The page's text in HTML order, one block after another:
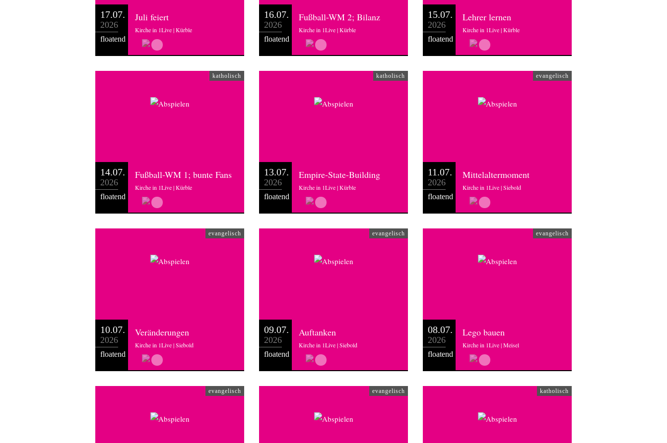
17.07.
2026
floatend
Juli feiert
Kirche in 1Live | Kürble
16.07.
2026
floatend
Fußball-WM 2; Bilanz
Kirche in 1Live | Kürble
15.07.
2026
floatend
Lehrer lernen
Kirche in 1Live | Kürble
katholisch
14.07.
2026
floatend
Fußball-WM 1; bunte Fans
Kirche in 1Live | Kürble
katholisch
13.07.
2026
floatend
Empire-State-Building
Kirche in 1Live | Kürble
evangelisch
11.07.
2026
floatend
Mittelaltermoment
Kirche in 1Live | Siebold
evangelisch
10.07.
2026
floatend
Veränderungen
Kirche in 1Live | Siebold
evangelisch
09.07.
2026
floatend
Auftanken
Kirche in 1Live | Siebold
evangelisch
08.07.
2026
floatend
Lego bauen
Kirche in 1Live | Meisel
evangelisch evangelisch katholisch